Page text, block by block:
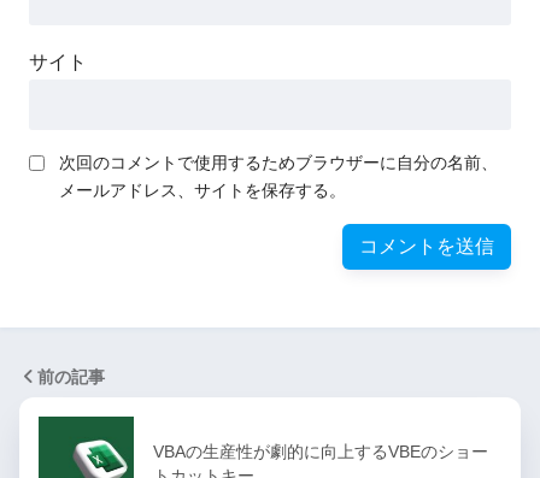
サイト
次回のコメントで使用するためブラウザーに自分の名前、
メールアドレス、サイトを保存する。
前の記事
VBAの生産性が劇的に向上するVBEのショー